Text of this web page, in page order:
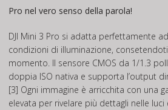
Pro nel vero senso della parola!
DJI Mini 3 Pro si adatta perfettamente
condizioni di illuminazione,
momento. Il sensore CMOS da 1/1.3
doppia ISO nativa e supporta l’output
[3] Ogni immagine è arricchita con una
elevata per rivelare più dettagli nelle